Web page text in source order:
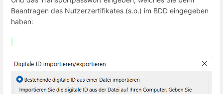
Beantragen des Nutzerzertifikates (s.o.) im BDD eingegeben
haben: